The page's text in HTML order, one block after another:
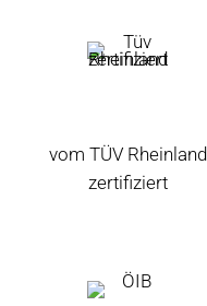
vom TÜV Rheinland
zertifiziert